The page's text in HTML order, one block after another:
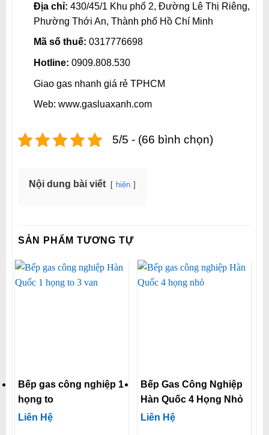
Địa chỉ: 430/45/1 Khu phố 2, Đường Lê Thị Riêng,
Phường Thới An, Thành phố Hồ Chí Minh
Mã số thuế: 0317776698
Hotline: 0909.808.530
Giao gas nhanh giá rẻ TPHCM
Web: www.gasluaxanh.com
5/5 - (66 bình chọn)
Nội dung bài viết hiện
SẢN PHẨM TƯƠNG TỰ
Bếp gas công nghiệp 1
họng to
Liên Hệ
Bếp Gas Công Nghiệp
Hàn Quốc 4 Họng Nhỏ
Liên Hệ